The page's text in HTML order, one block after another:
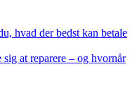
hvad der bedst kan betale
at reparere – og hvornår